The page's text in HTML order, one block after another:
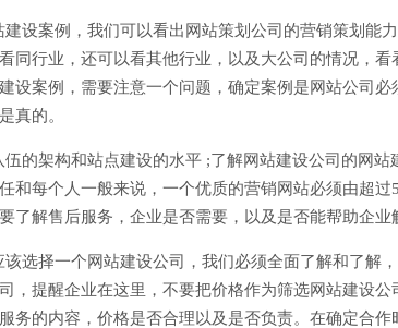
建设案例，我们可以看出网站策划公司的营销策划能
同行业，还可以看其他行业，以及大公司的情况，
设案例，需要注意一个问题，确定案例是网站公司
真的。
伍的架构和站点建设的水平 ;了解网站建设公司的网站
和每个人一般来说，一个优质的营销网站必须由超过5
了解售后服务，企业是否需要，以及是否能帮助企业
该选择一个网站建设公司，我们必须全面了解和了解
，提醒企业在这里，不要把价格作为筛选网站建设
务的内容，价格是否合理以及是否负责。在确定合